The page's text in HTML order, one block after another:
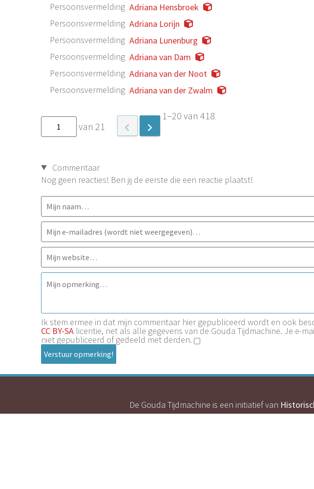
Persoonsvermelding Adriana Hensbroek
Persoonsvermelding Adriana Lorijn
Persoonsvermelding Adriana Lunenburg
Persoonsvermelding Adriana van Dam
Persoonsvermelding Adriana van der Noot
Persoonsvermelding Adriana van der Zwalm
van 21
1–20 van 418
Commentaar
Nog geen reacties! Ben jij de eerste die een reactie plaatst!
Ik stem ermee in dat mijn commentaar hier gepubliceerd wordt en ook
CC BY-SA licentie, net als alle gegevens van de Gouda Tijdmachine. Je e-
niet gepubliceerd of gedeeld met derden.
Verstuur opmerking!
De Gouda Tijdmachine is een initiatief van